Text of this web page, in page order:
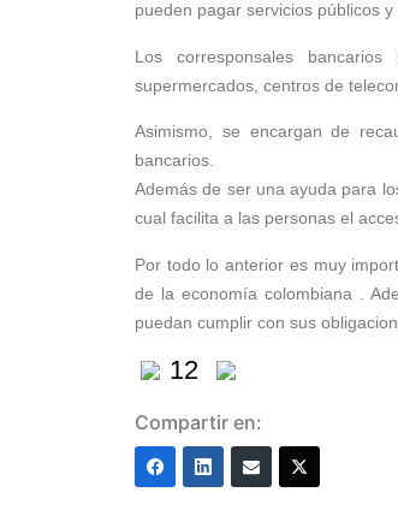
pueden pagar servicios públicos
Los corresponsales
supermercados, centros de
Asimismo, se encargan de
bancarios.
Además de ser una ayuda para
cual facilita a las personas el
Por todo lo anterior es muy
de la economía colombiana .
puedan cumplir con sus
12
Compartir en: